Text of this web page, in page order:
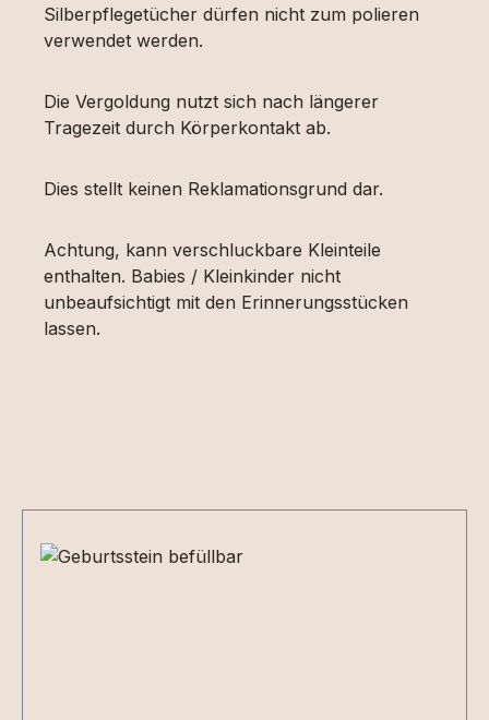
Silberpflegetücher dürfen nicht zum polieren
verwendet werden.
Die Vergoldung nutzt sich nach längerer
Tragezeit durch Körperkontakt ab.
Dies stellt keinen Reklamationsgrund dar.
Achtung, kann verschluckbare Kleinteile
enthalten. Babies / Kleinkinder nicht
unbeaufsichtigt mit den Erinnerungsstücken
lassen.